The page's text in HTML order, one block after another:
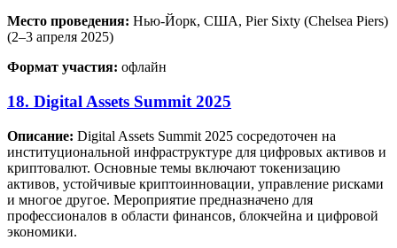
Место проведения: Нью-Йорк, США, Pier Sixty (Chelsea Piers)
(2–3 апреля 2025)
Формат участия: офлайн
18. Digital Assets Summit 2025
Описание: Digital Assets Summit 2025 сосредоточен на
институциональной инфраструктуре для цифровых активов и
криптовалют. Основные темы включают токенизацию
активов, устойчивые криптоинновации, управление рисками
и многое другое. Мероприятие предназначено для
профессионалов в области финансов, блокчейна и цифровой
экономики.